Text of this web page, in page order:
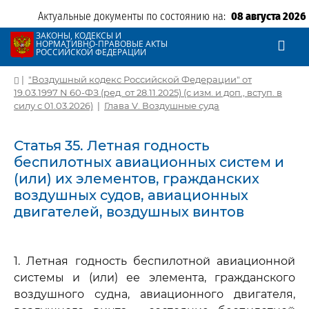
Актуальные документы по состоянию на: 08 августа 2026
ЗАКОНЫ, КОДЕКСЫ И
НОРМАТИВНО-ПРАВОВЫЕ АКТЫ
РОССИЙСКОЙ ФЕДЕРАЦИИ
| "Воздушный кодекс Российской Федерации" от
19.03.1997 N 60-ФЗ (ред. от 28.11.2025) (с изм. и доп., вступ. в
силу с 01.03.2026) | Глава V. Воздушные суда
Статья 35. Летная годность
беспилотных авиационных систем и
(или) их элементов, гражданских
воздушных судов, авиационных
двигателей, воздушных винтов
1. Летная годность беспилотной авиационной
системы и (или) ее элемента, гражданского
воздушного судна, авиационного двигателя,